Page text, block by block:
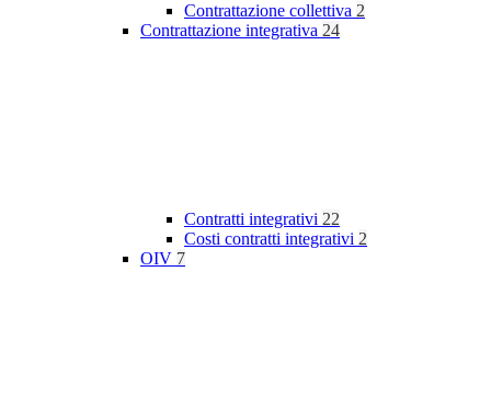
Contrattazione collettiva 2
Contrattazione integrativa 24
Contratti integrativi 22
Costi contratti integrativi 2
OIV 7